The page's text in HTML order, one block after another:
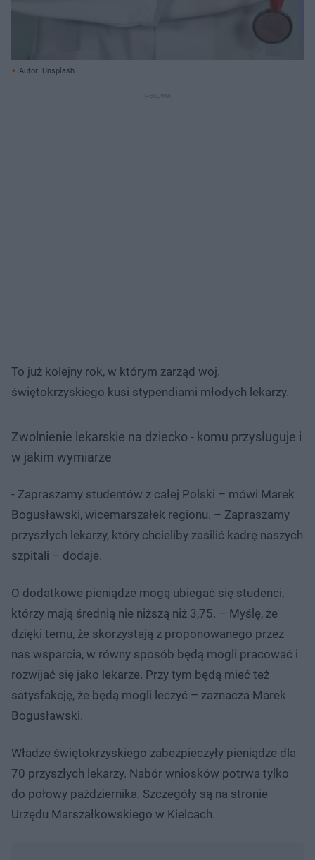
Autor: Unsplash
To już kolejny rok, w którym zarząd woj.
świętokrzyskiego kusi stypendiami młodych lekarzy.
Zwolnienie lekarskie na dziecko - komu przysługuje i
w jakim wymiarze
- Zapraszamy studentów z całej Polski – mówi Marek
Bogusławski, wicemarszałek regionu. – Zapraszamy
przyszłych lekarzy, który chcieliby zasilić kadrę naszych
szpitali – dodaje.
O dodatkowe pieniądze mogą ubiegać się studenci,
którzy mają średnią nie niższą niż 3,75. – Myślę, że
dzięki temu, że skorzystają z proponowanego przez
nas wsparcia, w równy sposób będą mogli pracować i
rozwijać się jako lekarze. Przy tym będą mieć też
satysfakcję, że będą mogli leczyć – zaznacza Marek
Bogusławski.
Władze świętokrzyskiego zabezpieczyły pieniądze dla
70 przyszłych lekarzy. Nabór wniosków potrwa tylko
do połowy października. Szczegóły są na stronie
Urzędu Marszałkowskiego w Kielcach.